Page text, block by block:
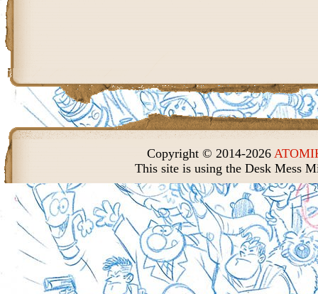
Copyright © 2014-2026
This site is using the Desk Mess